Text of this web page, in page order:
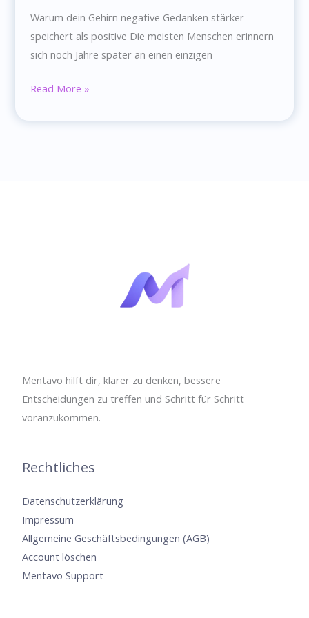
Warum dein Gehirn negative Gedanken stärker
speichert als positive Die meisten Menschen erinnern
sich noch Jahre später an einen einzigen
Warum
Gehirn
Read More »
Mentavo hilft dir, klarer zu denken, bessere
Entscheidungen zu treffen und Schritt für Schritt
voranzukommen.
Rechtliches
Datenschutzerklärung
Impressum
Allgemeine Geschäftsbedingungen (AGB)
Account löschen
Mentavo Support